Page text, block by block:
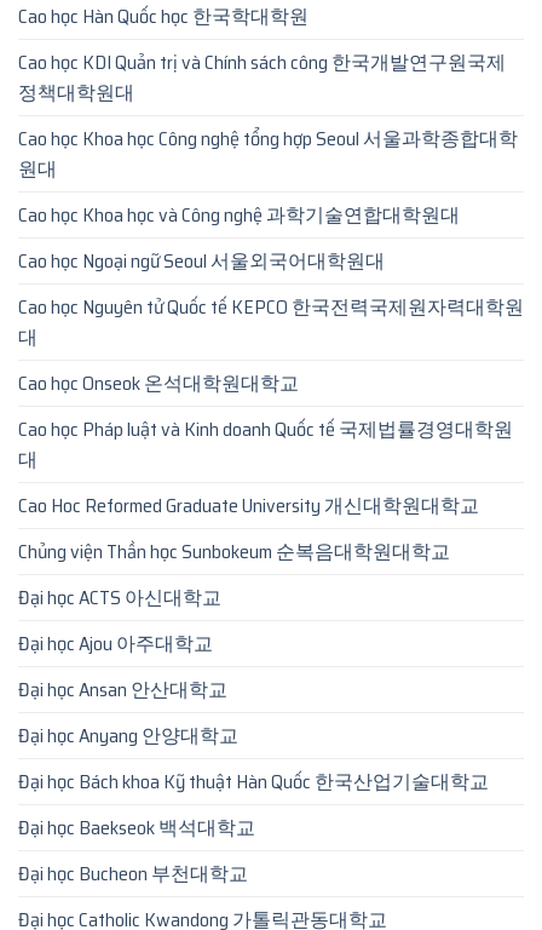
Cao học Hàn Quốc học 한국학대학원
Cao học KDI Quản trị và Chính sách công 한국개발연구원국제
정책대학원대
Cao học Khoa học Công nghệ tổng hợp Seoul 서울과학종합대학
원대
Cao học Khoa học và Công nghệ 과학기술연합대학원대
Cao học Ngoại ngữ Seoul 서울외국어대학원대
Cao học Nguyên tử Quốc tế KEPCO 한국전력국제원자력대학원
대
Cao học Onseok 온석대학원대학교
Cao học Pháp luật và Kinh doanh Quốc tế 국제법률경영대학원
대
Cao Hoc Reformed Graduate University 개신대학원대학교
Chủng viện Thần học Sunbokeum 순복음대학원대학교
Đại học ACTS 아신대학교
Đại học Ajou 아주대학교
Đại học Ansan 안산대학교
Đại học Anyang 안양대학교
Đại học Bách khoa Kỹ thuật Hàn Quốc 한국산업기술대학교
Đại học Baekseok 백석대학교
Đại học Bucheon 부천대학교
Đại học Catholic Kwandong 가톨릭관동대학교